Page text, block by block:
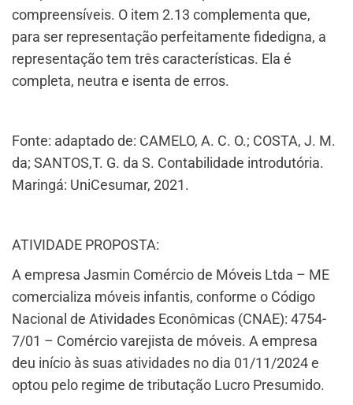
compreensíveis. O item 2.13 complementa que,
para ser representação perfeitamente fidedigna, a
representação tem três características. Ela é
completa, neutra e isenta de erros.
Fonte: adaptado de: ​CAMELO, A. C. O.; COSTA, J. M.
da; SANTOS,T. G. da S. Contabilidade introdutória.
Maringá: UniCesumar, 2021.
ATIVIDADE PROPOSTA:
A empresa Jasmin Comércio de Móveis Ltda – ME
comercializa móveis infantis, conforme o Código
Nacional de Atividades Econômicas (CNAE): 4754-
7/01 – Comércio varejista de móveis. A empresa
deu início às suas atividades no dia 01/11/2024 e
optou pelo regime de tributação Lucro Presumido.